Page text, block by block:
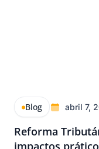
Blog abril 7,
Reforma
impactos